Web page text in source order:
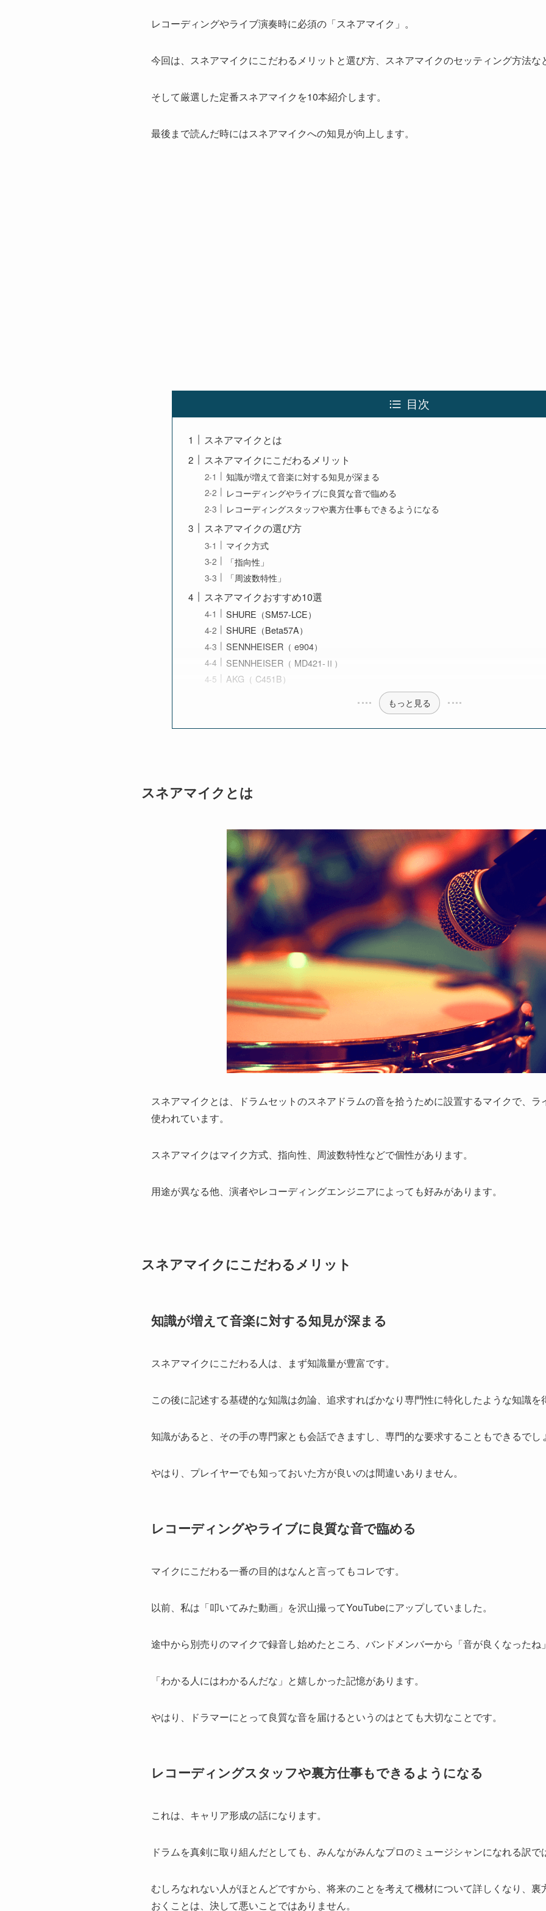
レコーディングやライブ演奏時に必須の「スネアマイク」。
今回は、スネアマイクにこだわるメリットと選び方、スネアマイクのセッティング方法な
そして厳選した定番スネアマイクを10本紹介します。
最後まで読んだ時にはスネアマイクへの知見が向上します。
目次
スネアマイクとは
スネアマイクにこだわるメリット
知識が増えて音楽に対する知見が深まる
レコーディングやライブに良質な音で臨める
レコーディングスタッフや裏方仕事もできるようになる
スネアマイクの選び方
マイク方式
「指向性」
「周波数特性」
スネアマイクおすすめ10選
SHURE（SM57-LCE）
SHURE（Beta57A）
SENNHEISER（ e904）
SENNHEISER（ MD421-Ⅱ）
AKG（ C451B）
もっと見る
スネアマイクとは
スネアマイクとは、ドラムセットのスネアドラムの音を拾うために設置するマイクで、
使われています。
スネアマイクはマイク方式、指向性、周波数特性などで個性があります。
用途が異なる他、演者やレコーディングエンジニアによっても好みがあります。
スネアマイクにこだわるメリット
知識が増えて音楽に対する知見が深まる
スネアマイクにこだわる人は、まず知識量が豊富です。
この後に記述する基礎的な知識は勿論、追求すればかなり専門性に特化したような知識を
知識があると、その手の専門家とも会話できますし、専門的な要求することもできるでし
やはり、プレイヤーでも知っておいた方が良いのは間違いありません。
レコーディングやライブに良質な音で臨める
マイクにこだわる一番の目的はなんと言ってもコレです。
以前、私は「叩いてみた動画」を沢山撮ってYouTubeにアップしていました。
途中から別売りのマイクで録音し始めたところ、バンドメンバーから「音が良くなったね
「わかる人にはわかるんだな」と嬉しかった記憶があります。
やはり、ドラマーにとって良質な音を届けるというのはとても大切なことです。
レコーディングスタッフや裏方仕事もできるようになる
これは、キャリア形成の話になります。
ドラムを真剣に取り組んだとしても、みんながみんなプロのミュージシャンになれる訳で
むしろなれない人がほとんどですから、将来のことを考えて機材について詳しくなり、裏
おくことは、決して悪いことではありません。